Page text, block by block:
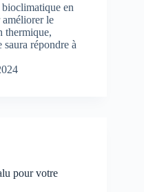
en
le
thermique,
répondre à
pour votre